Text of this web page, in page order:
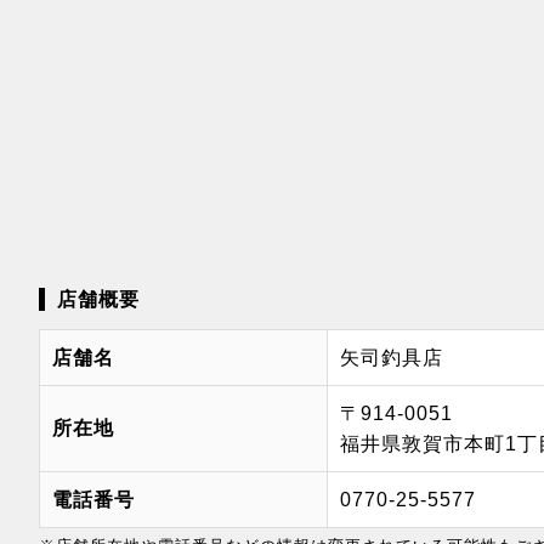
店舗概要
店舗名 矢司釣具店
所在地
〒914-0051
福井県敦賀市本町1
電話番号 0770-25-5577